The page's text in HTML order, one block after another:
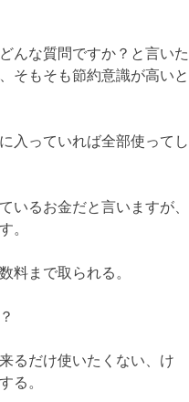
んな質問ですか？と言いた
そもそも節約意識が高いと
入っていれば全部使ってし
いるお金だと言いますが、
。
料まで取られる。
るだけ使いたくない、け
る。